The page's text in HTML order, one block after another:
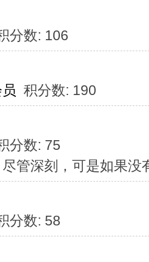
分数: 106
积分数: 190
分数: 75
管深刻，可是如果没
分数: 58